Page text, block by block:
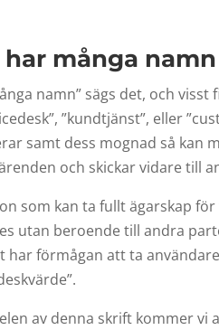
många namn
namn” sägs det, och
”kundtjänst”, eller
samt dess mognad så kan
och skickar vidare till
som kan ta fullt ägarskap
utan beroende till andra
har förmågan att ta
av denna skrift kommer vi